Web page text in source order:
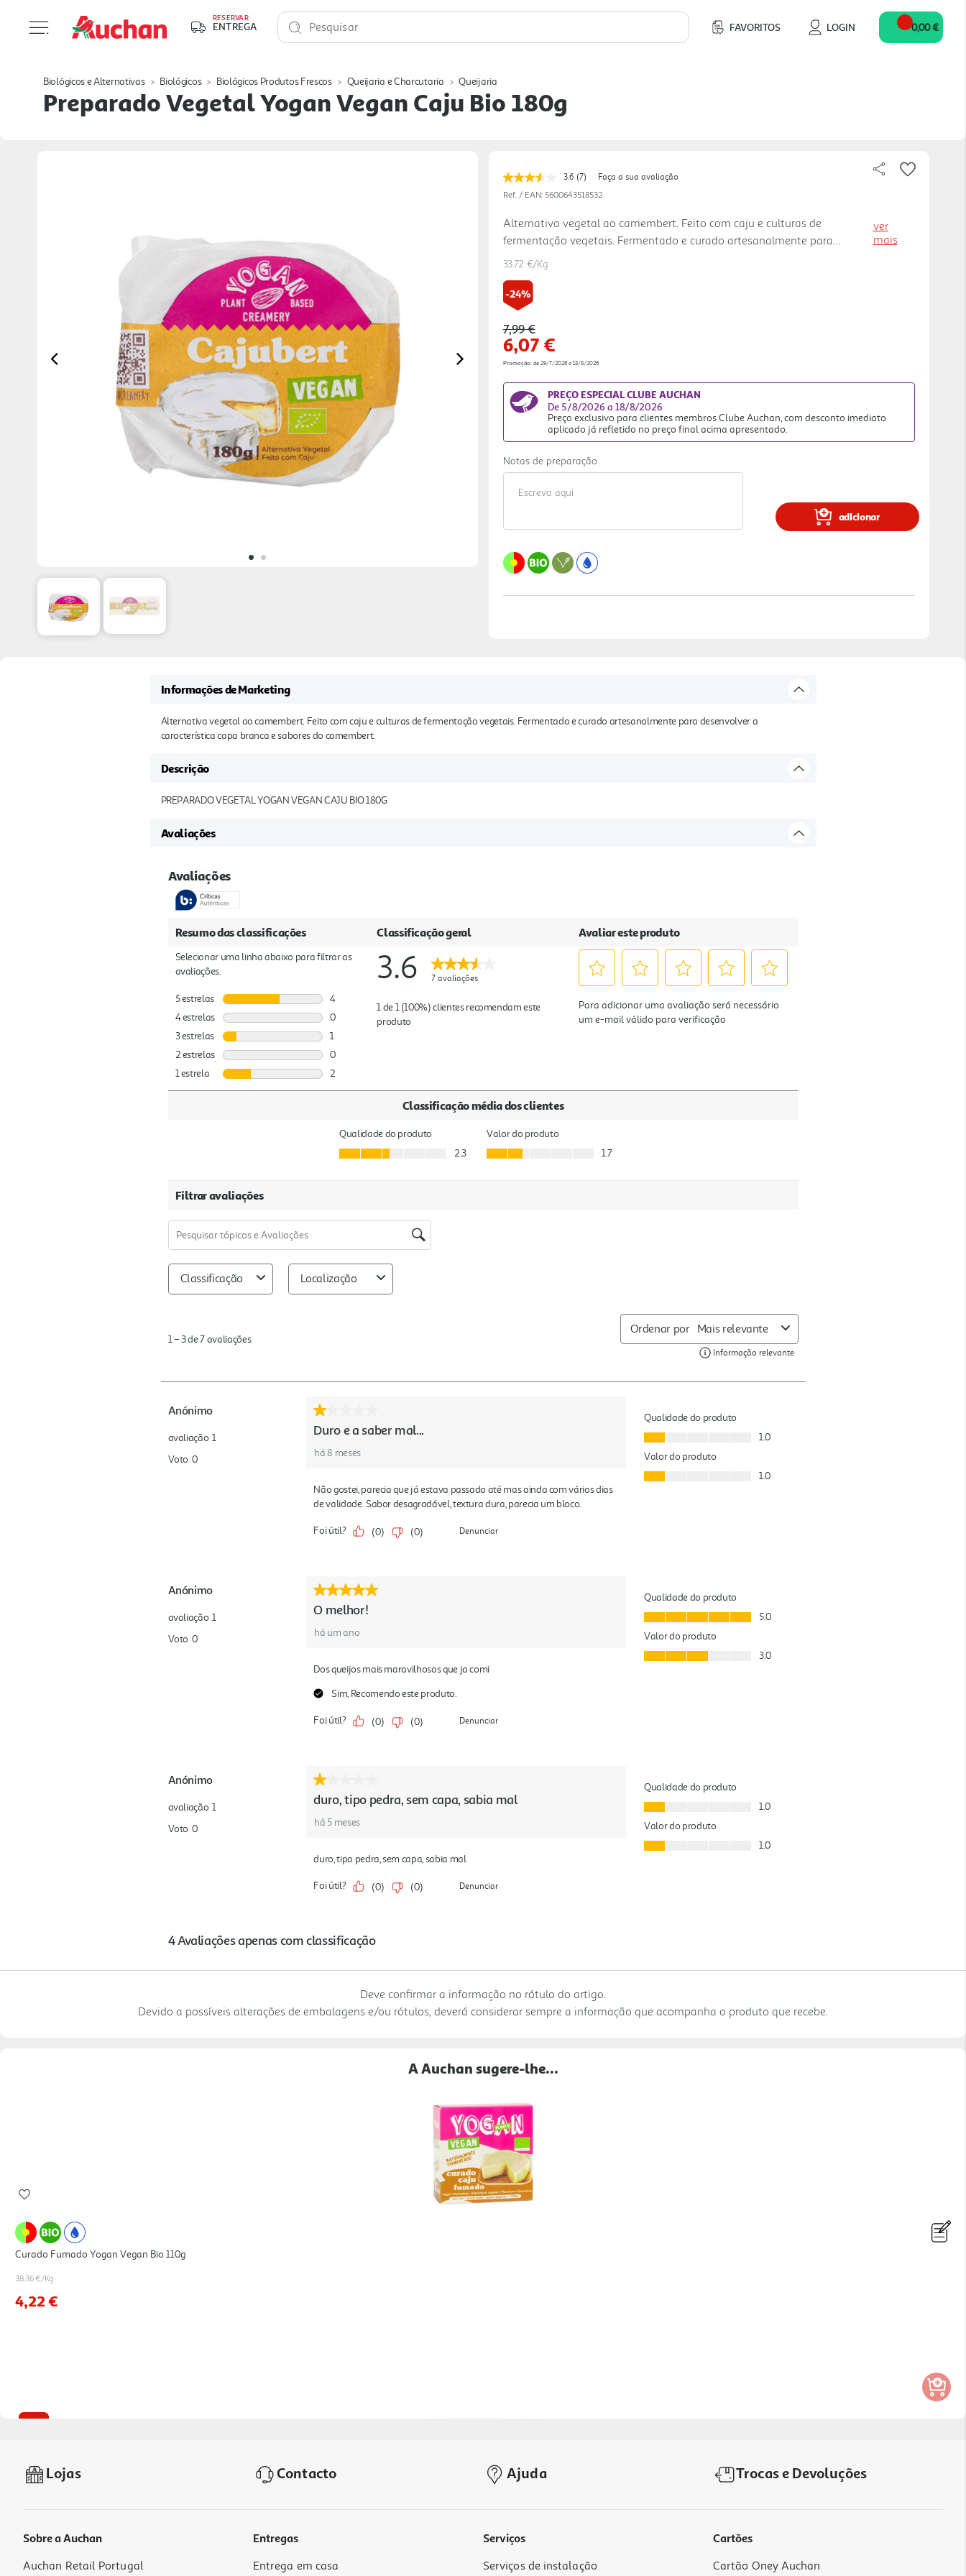
RESERVAR
ENTREGA FAVORITOS LOGIN
Pesquisar 0,00 €
Biológicos e Alternativas Biológicos Biológicos Produtos Frescos Queijaria e Charcutaria Queijaria
Preparado Vegetal Yogan Vegan Caju Bio 180g
Previous
3.6 Leu
7
Link
para
a
(7)
Faça a sua avaliação
Ref. / EAN: 5600643518532
Alternativa vegetal ao camembert. Feito com caju e culturas de
fermentação vegetais. Fermentado e curado artesanalmente para
desenvolver a característica capa branca e sabores do camembert.
ver
mais
33.72 €/Kg
-24%
Price reduced from
7,99 €to
6,07 €
Promoção: de 29/7/2026 a 18/8/2026
PREÇO ESPECIAL CLUBE AUCHAN
De 5/8/2026 a 18/8/2026
Preço exclusivo para clientes membros Clube Auchan, com desconto imediato
aplicado já refletido no preço final acima apresentado.
Notas de preparação
adicionar
Informações de Marketing
Alternativa vegetal ao camembert. Feito com caju e culturas de fermentação vegetais. Fermentado e curado artesanalmente para desenvolver a
característica capa branca e sabores do camembert.
Descrição
PREPARADO VEGETAL YOGAN VEGAN CAJU BIO 180G
Avaliações
Deve confirmar a informação no rótulo do artigo.
Devido a possíveis alterações de embalagens e/ou rótulos, deverá considerar sempre a informação que acompanha o produto que recebe.
A Auchan sugere-lhe...
Curado Fumado Yogan Vegan Bio 110g
38.36 €/Kg
4,22 €
Creme De Amendoa Yogan Vegan Bio 150g
Lojas Contacto Ajuda Trocas e Devoluções
Sobre a Auchan
Auchan Retail Portugal
Entregas
Entrega em casa
Serviços
Serviços de instalação
Cartões
Cartão Oney Auchan